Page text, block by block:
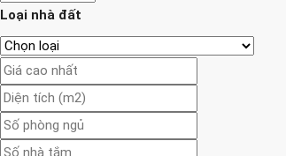
Loại nhà đất